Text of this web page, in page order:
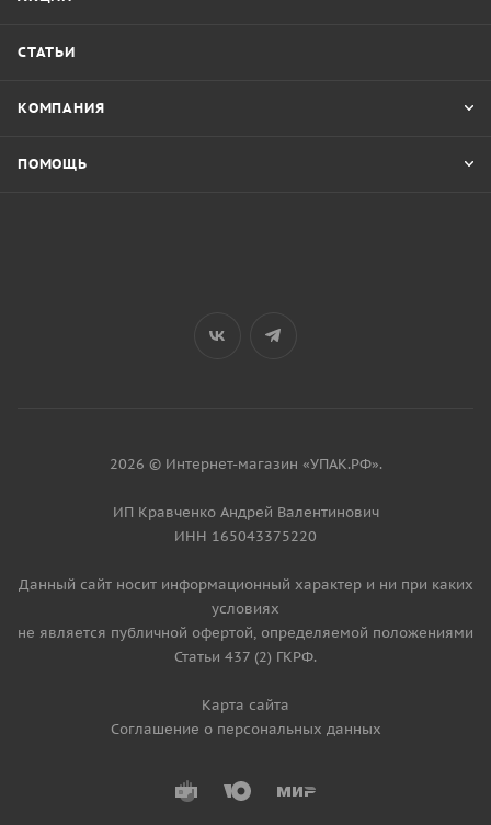
СТАТЬИ
КОМПАНИЯ
ПОМОЩЬ
2026 © Интернет-магазин «УПАК.РФ».
ИП Кравченко Андрей Валентинович
ИНН 165043375220
Данный сайт носит информационный характер и ни при каких
условиях
не является публичной офертой, определяемой положениями
Статьи 437 (2) ГКРФ.
Карта сайта
Соглашение о персональных данных